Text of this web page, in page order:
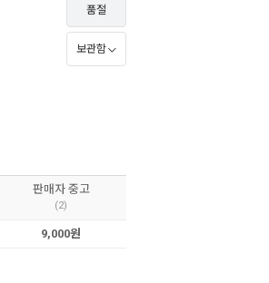
품절
보관함
판매자 중고
(2)
9,000원